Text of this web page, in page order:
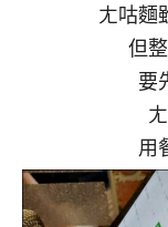
ㄤ咕麵
但
要
用